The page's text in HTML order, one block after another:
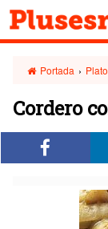
Portada ›
Cordero